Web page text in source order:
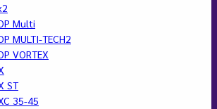
Multi
MULTI-TECH2
VORTEX
ST
35-45